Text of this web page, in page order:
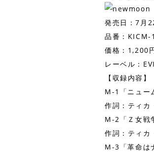
発売日：7月
品番：KICM-
価格：1,200
レーベル：
【収録内容】
M-1「ニュー
作詞：ティ
M-2「Ｚ女戦
作詞：ティ
M-3「革命は